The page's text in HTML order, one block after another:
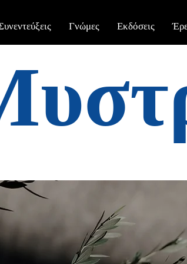
Γνώμες Εκδόσεις